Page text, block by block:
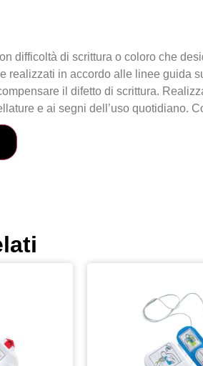
difficoltà di scrittura o coloro che
realizzati in accordo alle linee guida
il difetto di scrittura.
e ai segni dell’uso quotidiano.